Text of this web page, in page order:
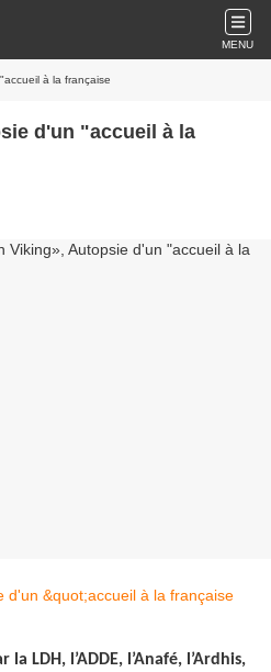
MENU
à la française
d'un "accueil à la
LDH, l’ADDE, l’Anafé, l’Ardhis,